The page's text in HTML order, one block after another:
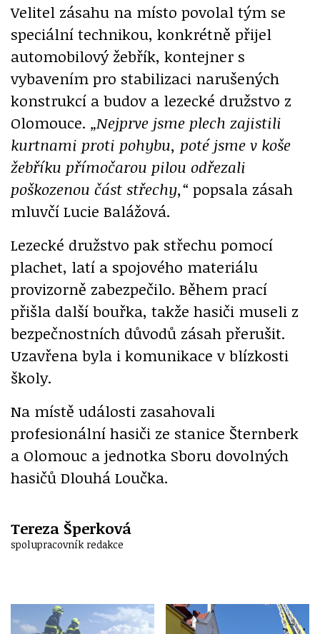
Velitel zásahu na místo povolal tým se
speciální technikou, konkrétně přijel
automobilový žebřík, kontejner s
vybavením pro stabilizaci narušených
konstrukcí a budov a lezecké družstvo z
Olomouce. „Nejprve jsme plech zajistili
kurtnami proti pohybu, poté jsme v koše
žebříku přímočarou pilou odřezali
poškozenou část střechy,“ popsala zásah
mluvčí Lucie Balážová.
Lezecké družstvo pak střechu pomocí
plachet, latí a spojového materiálu
provizorně zabezpečilo. Během prací
přišla další bouřka, takže hasiči museli z
bezpečnostních důvodů zásah přerušit.
Uzavřena byla i komunikace v blízkosti
školy.
Na místě události zasahovali
profesionální hasiči ze stanice Šternberk
a Olomouc a jednotka Sboru dovolných
hasičů Dlouhá Loučka.
Tereza Šperková
spolupracovník redakce